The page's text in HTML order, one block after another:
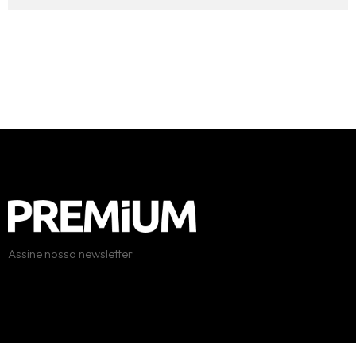
Assine nossa newsletter